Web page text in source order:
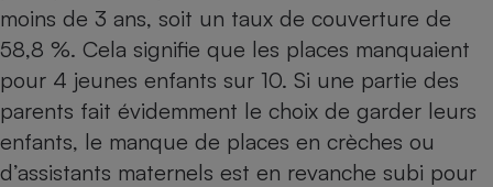
moins de 3 ans, soit un taux de couverture de
58,8 %. Cela signifie que les places manquaient
pour 4 jeunes enfants sur 10. Si une partie des
parents fait évidemment le choix de garder leurs
enfants, le manque de places en crèches ou
d’assistants maternels est en revanche subi pour
Climatiseur -
Ventilateur
Antivirus
Climatiseur -
Ventilateur